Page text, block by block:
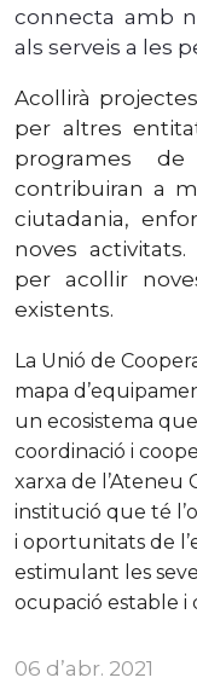
connecta amb
als serveis a les
Acollirà
per altres
programes
contribuiran a
ciutadania,
noves
per acollir
existents.
La Unió de
mapa
un ecosistema
coordinació i
xarxa de l’Ateneu
institució que té
i oportunitats de
estimulant les
ocupació estable
06 d’abr. 2021